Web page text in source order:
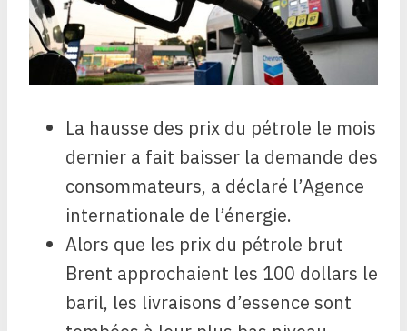
La hausse des prix du pétrole le mois
dernier a fait baisser la demande des
consommateurs, a déclaré l’Agence
internationale de l’énergie.
Alors que les prix du pétrole brut
Brent approchaient les 100 dollars le
baril, les livraisons d’essence sont